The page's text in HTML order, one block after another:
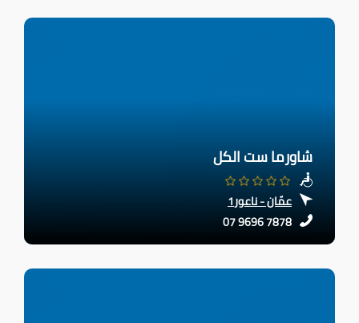
شاورما ست الكل
عمّان - ناعور1
07 9696 7878